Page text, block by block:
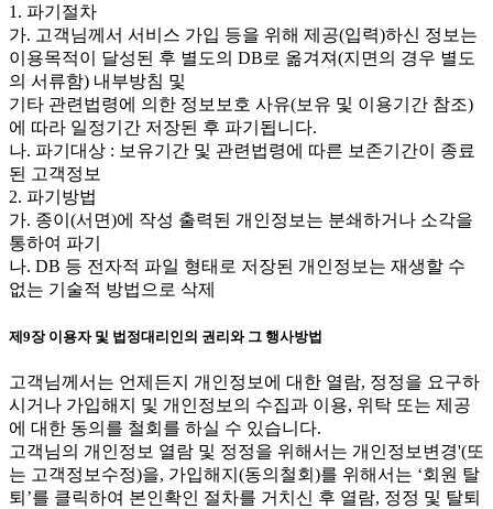
1. 파기절차
가. 고객님께서 서비스 가입 등을 위해 제공(입력)하신 정보는
이용목적이 달성된 후 별도의 DB로 옮겨져(지면의 경우 별도
의 서류함) 내부방침 및
기타 관련법령에 의한 정보보호 사유(보유 및 이용기간 참조)
에 따라 일정기간 저장된 후 파기됩니다.
나. 파기대상 : 보유기간 및 관련법령에 따른 보존기간이 종료
된 고객정보
2. 파기방법
가. 종이(서면)에 작성 출력된 개인정보는 분쇄하거나 소각을
통하여 파기
나. DB 등 전자적 파일 형태로 저장된 개인정보는 재생할 수
없는 기술적 방법으로 삭제
제9장 이용자 및 법정대리인의 권리와 그 행사방법
고객님께서는 언제든지 개인정보에 대한 열람, 정정을 요구하
시거나 가입해지 및 개인정보의 수집과 이용, 위탁 또는 제공
에 대한 동의를 철회를 하실 수 있습니다.
고객님의 개인정보 열람 및 정정을 위해서는 개인정보변경'(또
는 고객정보수정)을, 가입해지(동의철회)를 위해서는 ‘회원 탈
퇴’를 클릭하여 본인확인 절차를 거치신 후 열람, 정정 및 탈퇴